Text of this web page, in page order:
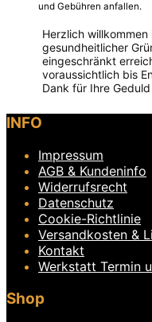
und Gebühren anfallen.
Herzlich
gesundheitlicher
eingeschränkt
voraussichtlich bis
Dank für Ihre
Dieses
Produkt
mehrere
Varianten
auf.
Die
Optionen
können
auf
der
Produktseite
INFO
Impressum
AGB & Kundeninfo
Widerrufsrecht
Datenschutz
Cookie-Richtlinie
Versandkosten &
Kontakt
Werkstatt Termin
Shop